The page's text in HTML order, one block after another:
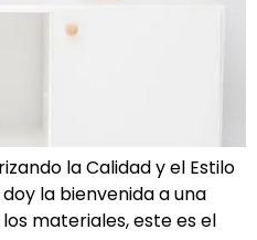
la Calidad y el Estilo
la bienvenida a una
materiales, este es el